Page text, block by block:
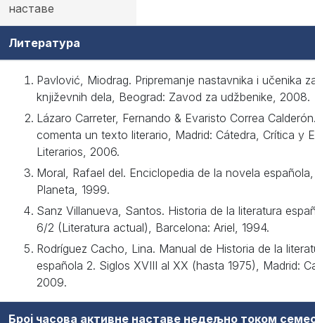
наставе
Литература
Pavlović, Miodrag. Pripremanje nastavnika i učenika
književnih dela, Beograd: Zavod za udžbenike, 2008.
Lázaro Carreter, Fernando & Evaristo Correa
comenta un texto literario, Madrid: Cátedra, Crítica y
Literarios, 2006.
Moral, Rafael del. Enciclopedia de la novela
Planeta, 1999.
Sanz Villanueva, Santos. Historia de la literatura
6/2 (Literatura actual), Barcelona: Ariel, 1994.
Rodríguez Cacho, Lina. Manual de Historia de la
española 2. Siglos XVIII al XX (hasta 1975), Madrid:
2009.
Број часова активне наставе недељно током